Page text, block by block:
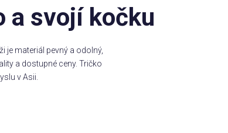
a svojí kočku
je materiál pevný a odolný,
a dostupné ceny. Tričko
v Asii.